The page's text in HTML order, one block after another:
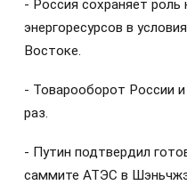
- Россия сохраняет
энергоресурсов в
Востоке.
- Товарооборот России
раз.
- Путин подтвердил
саммите АТЭС в